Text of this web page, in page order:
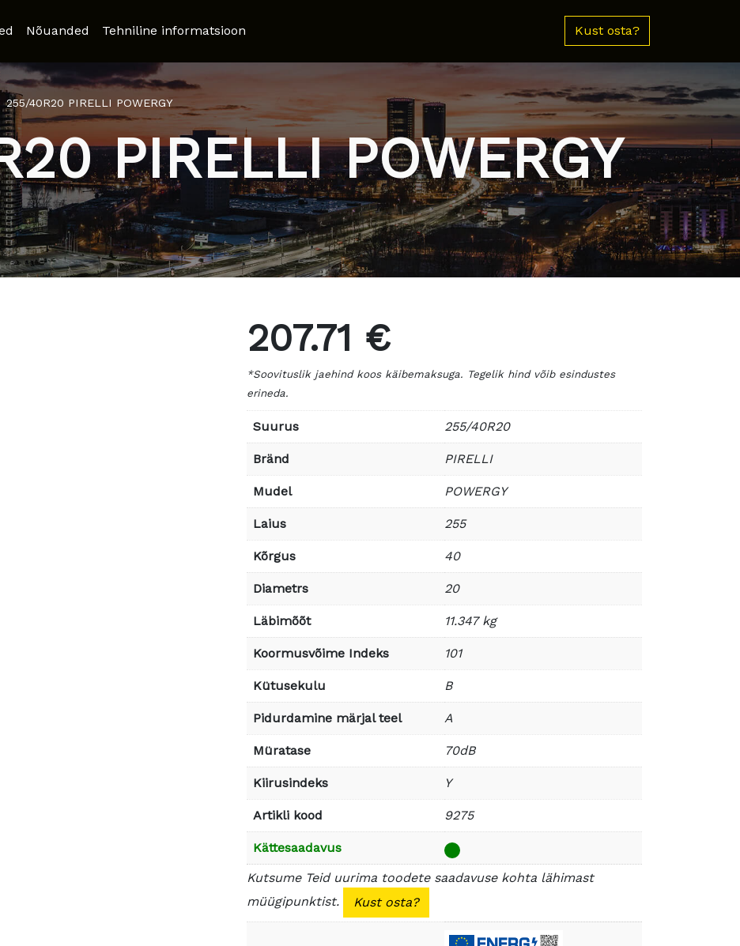
Nõuanded Tehniline informatsioon Kust osta?
255/40R20 PIRELLI POWERGY
PIRELLI POWERGY
207.71 €
*Soovituslik jaehind koos käibemaksuga. Tegelik hind võib esindustes
erineda.
Suurus 255/40R20
Bränd PIRELLI
Mudel POWERGY
Laius 255
Kõrgus 40
Diametrs 20
Läbimõõt 11.347 kg
Koormusvõime Indeks 101
Kütusekulu B
Pidurdamine märjal teel A
Müratase 70dB
Kiirusindeks Y
Artikli kood 9275
Kättesaadavus
Kutsume Teid uurima toodete saadavuse kohta lähimast
müügipunktist.
Kust osta?